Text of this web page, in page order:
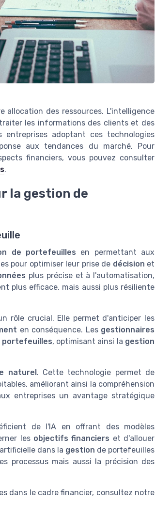
allocation des ressources. L'intelligence
les informations des clients et des
entreprises adoptant ces technologies
aux tendances du marché. Pour
financiers, vous pouvez consulter
.
la gestion de
de portefeuilles en permettant aux
pour optimiser leur prise de décision et
plus précise et à l'automatisation,
plus efficace, mais aussi plus résiliente
rôle crucial. Elle permet d'anticiper les
en conséquence. Les gestionnaires
portefeuilles, optimisant ainsi la gestion
naturel . Cette technologie permet de
améliorant ainsi la compréhension
entreprises un avantage stratégique
de l'IA en offrant des modèles
les objectifs financiers et d'allouer
dans la gestion de portefeuilles
processus mais aussi la précision des
dans le cadre financier, consultez notre